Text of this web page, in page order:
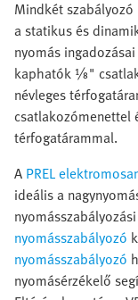
Mindkét
a statikus és
nyomás
kaphatók ⅛"
névleges
csatlakozómenettel
térfogatárammal.
A PREL
ideális a
nyomásszabályozó
nyomásszabályozó
nyomásérzékelő